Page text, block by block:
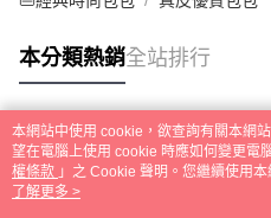
本分類熱銷全站排行
熱門標籤
本網站中使用 cookie，欲查詢有關本網
望在電腦上使用 cookie 時應如何變更電
權條款 」之 Cookie 聲明。您繼續使用
用條款之 Cookie 聲明使用 cookie。
了解更多 >